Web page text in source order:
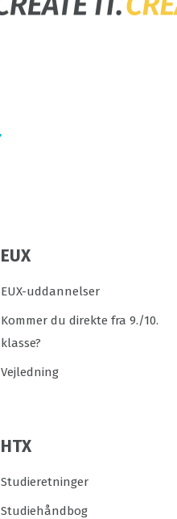
EUX
EUX-uddannelser
Kommer du direkte fra 9./10.
klasse?
Vejledning
HTX
Studieretninger
Studiehåndbog